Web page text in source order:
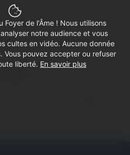
Foyer de l'Âme ! Nous utilisons
notre audience et vous
cultes en vidéo. Aucune donnée
Vous pouvez accepter ou refuser
liberté. En savoir plus